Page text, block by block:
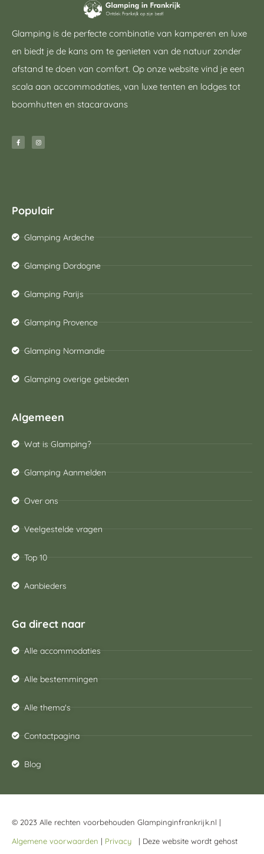
Glamping is de perfecte combinatie van kamperen en luxe
en biedt je de kans om te genieten van de natuur zonder
afstand te doen van comfort. Op onze website vind je een
scala aan accommodaties, van luxe tenten en lodges tot
boomhutten en stacaravans
Populair
Glamping Ardeche
Glamping Dordogne
Glamping Parijs
Glamping Provence
Glamping Normandie
Glamping overige gebieden
Algemeen
Wat is Glamping?
Glamping Aanmelden
Over ons
Veelgestelde vragen
Top 10
Aanbieders
Ga direct naar
Alle accommodaties
Alle bestemmingen
Alle thema's
Contactpagina
Blog
© 2023 Alle rechten voorbehouden Glampinginfrankrijk.nl |
Algemene voorwaarden | Privacy | Deze website wordt gehost